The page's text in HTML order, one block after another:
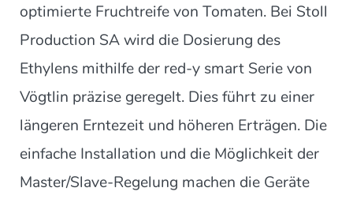
optimierte Fruchtreife von Tomaten. Bei Stoll
Production SA wird die Dosierung des
Ethylens mithilfe der red-y smart Serie von
Vögtlin präzise geregelt. Dies führt zu einer
längeren Erntezeit und höheren Erträgen. Die
einfache Installation und die Möglichkeit der
Master/Slave-Regelung machen die Geräte